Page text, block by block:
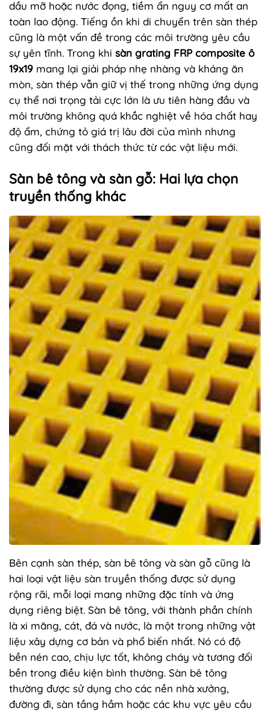
dầu mỡ hoặc nước đọng, tiềm ẩn nguy cơ mất an
toàn lao động. Tiếng ồn khi di chuyển trên sàn thép
cũng là một vấn đề trong các môi trường yêu cầu
sự yên tĩnh. Trong khi sàn grating FRP composite ô
19x19 mang lại giải pháp nhẹ nhàng và kháng ăn
mòn, sàn thép vẫn giữ vị thế trong những ứng dụng
cụ thể nơi trọng tải cực lớn là ưu tiên hàng đầu và
môi trường không quá khắc nghiệt về hóa chất hay
độ ẩm, chứng tỏ giá trị lâu đời của mình nhưng
cũng đối mặt với thách thức từ các vật liệu mới.
Sàn bê tông và sàn gỗ: Hai lựa chọn
truyền thống khác
Bên cạnh sàn thép, sàn bê tông và sàn gỗ cũng là
hai loại vật liệu sàn truyền thống được sử dụng
rộng rãi, mỗi loại mang những đặc tính và ứng
dụng riêng biệt. Sàn bê tông, với thành phần chính
là xi măng, cát, đá và nước, là một trong những vật
liệu xây dựng cơ bản và phổ biến nhất. Nó có độ
bền nén cao, chịu lực tốt, không cháy và tương đối
bền trong điều kiện bình thường. Sàn bê tông
thường được sử dụng cho các nền nhà xưởng,
đường đi, sàn tầng hầm hoặc các khu vực yêu cầu